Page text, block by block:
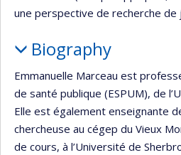
une perspective de recherche de
Biography
Emmanuelle Marceau est
de santé publique (ESPUM), de
Elle est également enseignante
chercheuse au cégep du Vieux
de cours, à l’Université de